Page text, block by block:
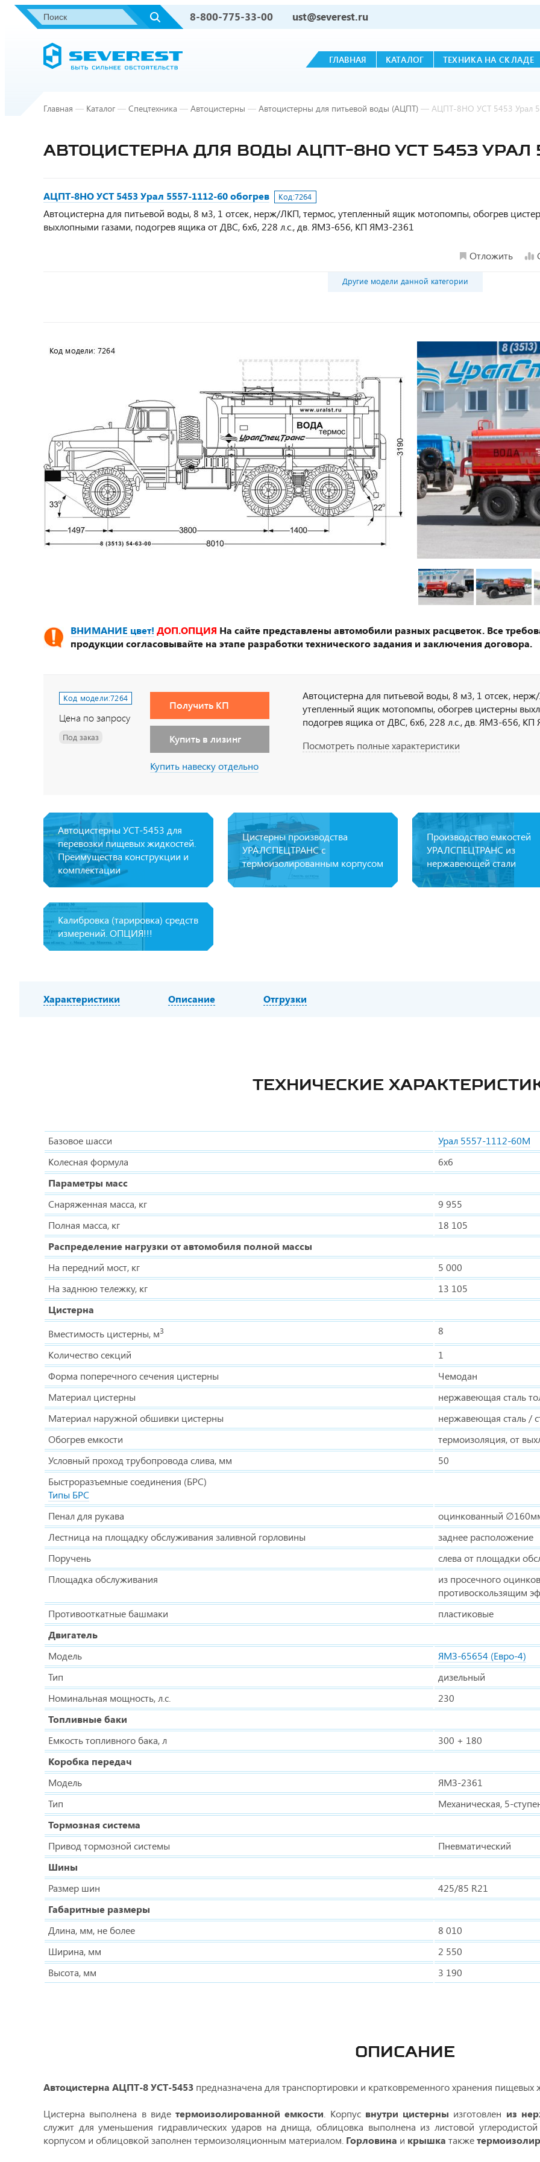
8-800-775-33-00 ust@severest.ru
ГЛАВНАЯ КАТАЛОГ ТЕХНИКА НА СКЛАДЕ
Главная — Каталог — Спецтехника — Автоцистерны — Автоцистерны для питьевой воды (АЦПТ) — АЦПТ-8НО УСТ 5453 Урал
АВТОЦИСТЕРНА ДЛЯ ВОДЫ АЦПТ-8НО УСТ 5453 УРАЛ
АЦПТ-8НО УСТ 5453 Урал 5557-1112-60 обогрев Код:7264
Автоцистерна для питьевой воды, 8 м3, 1 отсек, нерж/ЛКП, термос, утепленный ящик мотопомпы, обогрев
выхлопными газами, подогрев ящика от ДВС, 6х6, 228 л.с., дв. ЯМЗ-656, КП ЯМЗ-2361
Отложить
Другие модели данной категории
ВНИМАНИЕ цвет! ДОП.ОПЦИЯ На сайте представлены автомобили разных расцветок. Все
продукции согласовывайте на этапе разработки технического задания и заключения договора.
Код модели:7264
Цена по запросу
Под заказ
Получить КП
Купить в лизинг
Купить навеску отдельно
Автоцистерна для питьевой воды, 8 м3, 1 отсек,
утепленный ящик мотопомпы, обогрев цистерны
подогрев ящика от ДВС, 6х6, 228 л.с., дв. ЯМЗ-656,
Посмотреть полные характеристики
Автоцистерны УСТ-5453 для
перевозки пищевых жидкостей.
Преимущества конструкции и
комплектации
Цистерны производства
УРАЛСПЕЦТРАНС с
термоизолированным корпусом
Производство емкостей
УРАЛСПЕЦТРАНС из
нержавеющей стали
Калибровка (тарировка) средств
измерений. ОПЦИЯ!!!
Характеристики Описание Отгрузки
ТЕХНИЧЕСКИЕ
Базовое шасси
Урал 5557-1112-60М
Колесная формула
6х6
Параметры масс
Снаряженная масса, кг
9 955
Полная масса, кг
18 105
Распределение нагрузки от автомобиля полной массы
На передний мост, кг
5 000
На заднюю тележку, кг
13 105
Цистерна
Вместимость цистерны, м3
8
Количество секций
1
Форма поперечного сечения цистерны
Чемодан
Материал цистерны
нержавеющая сталь
Материал наружной обшивки цистерны
нержавеющая сталь /
Обогрев емкости
термоизоляция, от
Условный проход трубопровода слива, мм
50
Быстроразъемные соединения (БРС)
Типы БРС
Пенал для рукава
оцинкованный
Лестница на площадку обслуживания заливной горловины
заднее расположение
Поручень
слева от площадки
Площадка обслуживания
из просечного
противоскользящим
Противооткатные башмаки
пластиковые
Двигатель
Модель
ЯМЗ-65654 (Евро-4)
Тип
дизельный
Номинальная мощность, л.с.
230
Топливные баки
Емкость топливного бака, л
300 + 180
Коробка передач
Модель
ЯМЗ-2361
Тип
Механическая, 5-
Тормозная система
Привод тормозной системы
Пневматический
Шины
Размер шин
425/85 R21
Габаритные размеры
Длина, мм, не более
8 010
Ширина, мм
2 550
Высота, мм
3 190
ОПИСАНИЕ
Автоцистерна АЦПТ-8 УСТ-5453 предназначена для транспортировки и кратковременного хранения пищевых
Цистерна выполнена в виде термоизолированной емкости . Корпус внутри цистерны изготовлен из
служит для уменьшения гидравлических ударов на днища, облицовка выполнена из листовой
корпусом и облицовкой заполнен термоизоляционным материалом. Горловина и крышка также